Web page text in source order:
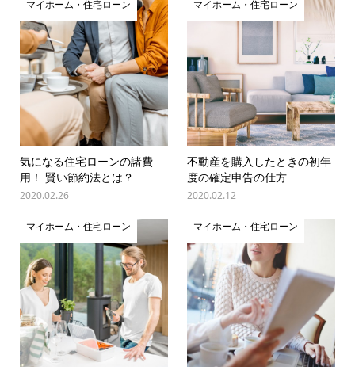
マイホーム・住宅ローン
気になる住宅ローンの諸費
用！ 賢い節約法とは？
2020.02.26
マイホーム・住宅ローン
不動産を購入したときの初年
度の確定申告の仕方
2020.02.12
マイホーム・住宅ローン マイホーム・住宅ローン